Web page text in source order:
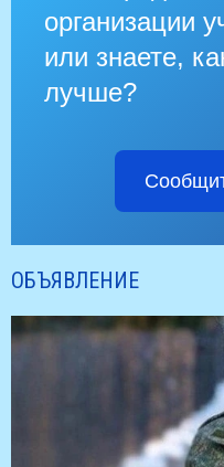
организации
или знаете,
лучше?
ОБЪЯВЛЕНИЕ